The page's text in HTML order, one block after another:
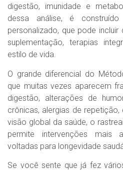
digestão, imunidade e
dessa análise, é
personalizado, que pode incluir
suplementação, terapias
estilo de vida.
O grande diferencial do
que muitas vezes aparecem
digestão, alterações de
crônicas, alergias de
visão global da saúde, o
permite intervenções mais
voltadas para longevidade
Se você sente que já fez